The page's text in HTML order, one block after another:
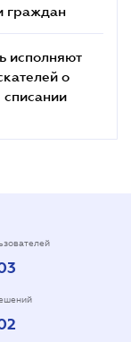
граждан
исполняют
о